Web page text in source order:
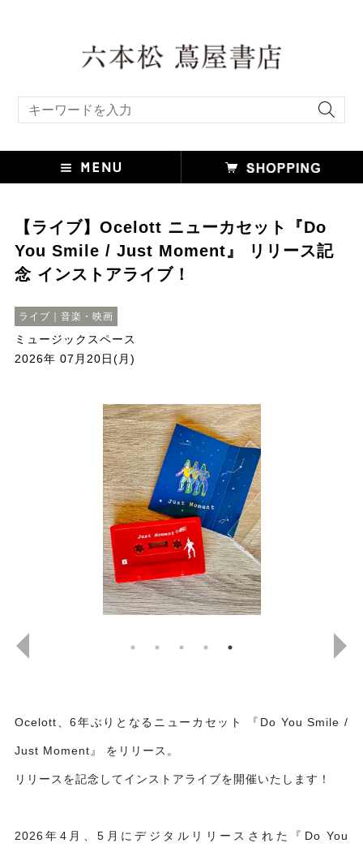
【ライブ】Ocelott ニューカセット『Do
You Smile / Just Moment』 リリース記
念 インストアライブ！
ライブ｜音楽・映画
ミュージックスペース
2026年 07月20日(月)
Ocelott 、6年ぶりとなるニューカセット 『 Do You Smile /
Just Moment 』 をリリース。
リリースを記念してインストアライブを開催いたします！
2026 年 4 月、5 月にデジタルリリースされた『 Do You